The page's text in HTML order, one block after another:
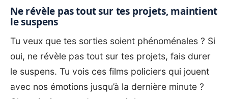
Ne révèle pas tout sur tes projets, maintient
le suspens
Tu veux que tes sorties soient phénoménales ? Si
oui, ne révèle pas tout sur tes projets, fais durer
le suspens. Tu vois ces films policiers qui jouent
avec nos émotions jusqu’à la dernière minute ?